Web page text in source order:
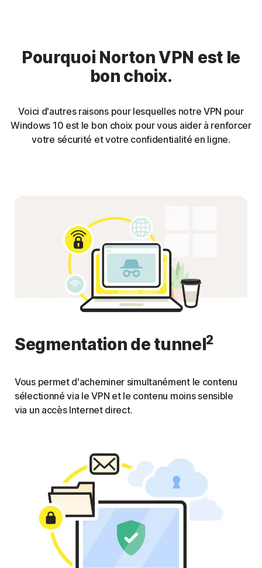
Pourquoi Norton VPN est le
bon choix.
Voici d'autres raisons pour lesquelles notre VPN pour
Windows 10 est le bon choix pour vous aider à renforcer
votre sécurité et votre confidentialité en ligne.
Segmentation de tunnel2
Vous permet d'acheminer simultanément le contenu
sélectionné via le VPN et le contenu moins sensible
via un accès Internet direct.